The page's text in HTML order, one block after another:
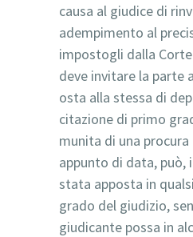
causa al giudice di
adempimento al
impostogli dalla
deve invitare la parte
osta alla stessa di
citazione di primo
munita di una procura
appunto di data, può,
stata apposta in
grado del giudizio,
giudicante possa in